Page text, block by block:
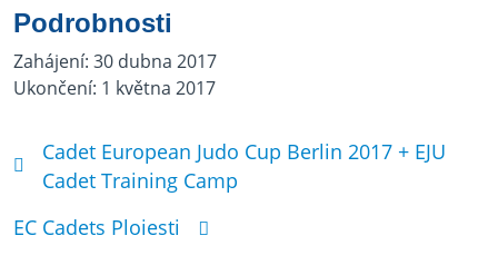
Podrobnosti
Zahájení: 30 dubna 2017
Ukončení: 1 května 2017
Cadet European Judo Cup Berlin 2017 + EJU
Cadet Training Camp
EC Cadets Ploiesti